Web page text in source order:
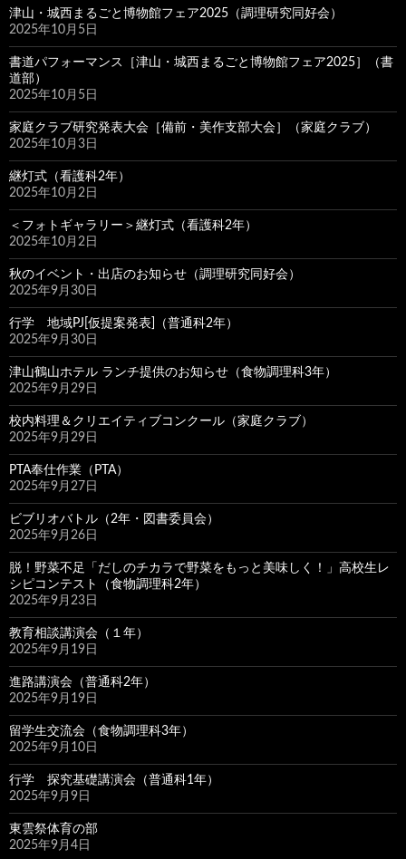
津山・城西まるごと博物館フェア2025（調理研究同好会）
2025年10月5日
書道パフォーマンス［津山・城西まるごと博物館フェア2025］（書
道部）
2025年10月5日
家庭クラブ研究発表大会［備前・美作支部大会］（家庭クラブ）
2025年10月3日
継灯式（看護科2年）
2025年10月2日
＜フォトギャラリー＞継灯式（看護科2年）
2025年10月2日
秋のイベント・出店のお知らせ（調理研究同好会）
2025年9月30日
行学 地域PJ[仮提案発表]（普通科2年）
2025年9月30日
津山鶴山ホテル ランチ提供のお知らせ（食物調理科3年）
2025年9月29日
校内料理＆クリエイティブコンクール（家庭クラブ）
2025年9月29日
PTA奉仕作業（PTA）
2025年9月27日
ビブリオバトル（2年・図書委員会）
2025年9月26日
脱！野菜不足「だしのチカラで野菜をもっと美味しく！」高校生レ
シピコンテスト（食物調理科2年）
2025年9月23日
教育相談講演会（１年）
2025年9月19日
進路講演会（普通科2年）
2025年9月19日
留学生交流会（食物調理科3年）
2025年9月10日
行学 探究基礎講演会（普通科1年）
2025年9月9日
東雲祭体育の部
2025年9月4日